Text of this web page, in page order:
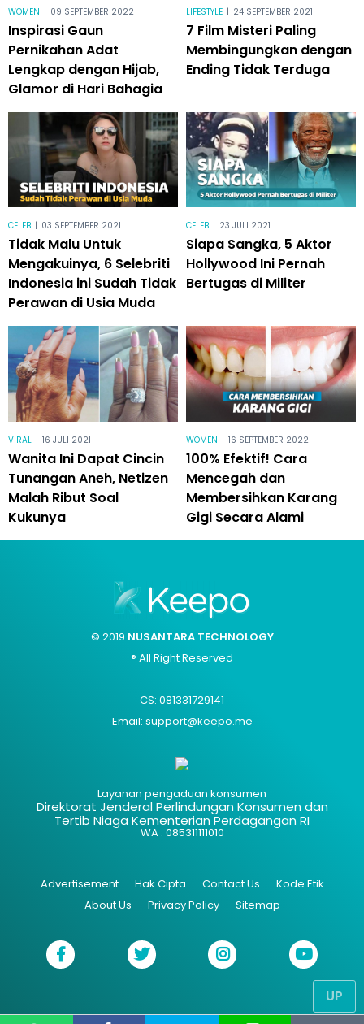
WOMEN | 09 SEPTEMBER 2022
Inspirasi Gaun
Pernikahan Adat
Lengkap dengan Hijab,
Glamor di Hari Bahagia
LIFESTYLE | 24 SEPTEMBER 2021
7 Film Misteri Paling
Membingungkan dengan
Ending Tidak Terduga
CELEB | 03 SEPTEMBER 2021
Tidak Malu Untuk
Mengakuinya, 6 Selebriti
Indonesia ini Sudah Tidak
Perawan di Usia Muda
CELEB | 23 JULI 2021
Siapa Sangka, 5 Aktor
Hollywood Ini Pernah
Bertugas di Militer
VIRAL | 16 JULI 2021
Wanita Ini Dapat Cincin
Tunangan Aneh, Netizen
Malah Ribut Soal
Kukunya
WOMEN | 16 SEPTEMBER 2022
100% Efektif! Cara
Mencegah dan
Membersihkan Karang
Gigi Secara Alami
UP
© 2019 NUSANTARA TECHNOLOGY
® All Right Reserved
CS: 081331729141
Email: support@keepo.me
Layanan pengaduan konsumen
Direktorat Jenderal Perlindungan Konsumen dan
Tertib Niaga Kementerian Perdagangan RI
WA : 085311111010
Advertisement Hak Cipta Contact Us
Kode Etik
About Us
Privacy Policy Sitemap